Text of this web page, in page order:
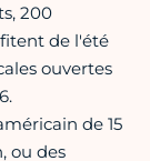
200
de l'été
ouvertes
de 15
ou des